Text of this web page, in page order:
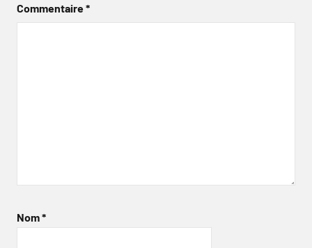
Commentaire*
Nom*